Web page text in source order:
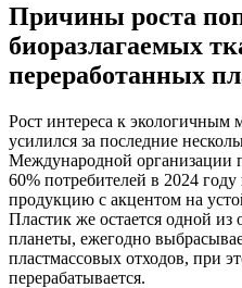
Причины роста
биоразлагаемых
переработанных
Рост интереса к экологичным
усилился за последние
Международной организации
60% потребителей в 2024
продукцию с акцентом на
Пластик же остается одной
планеты, ежегодно
пластмассовых отходов, при
перерабатывается.